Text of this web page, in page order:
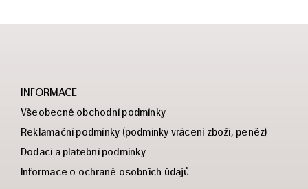
INFORMACE
Všeobecné obchodní podmínky
Reklamační podmínky (podmínky vrácení zboží, peněz)
Dodací a platební podmínky
Informace o ochraně osobních údajů